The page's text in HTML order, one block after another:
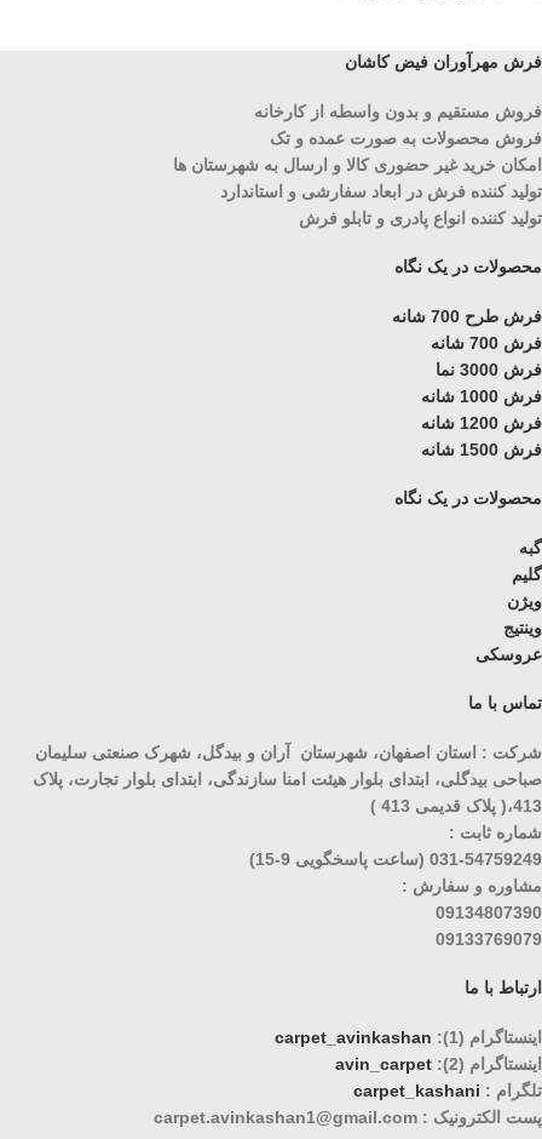
فرش مهرآوران فیض کاشان
فروش مستقیم و بدون واسطه از کارخانه
فروش محصولات به صورت عمده و تک
امکان خرید غیر حضوری کالا و ارسال به شهرستان ها
تولید کننده فرش در ابعاد سفارشی و استاندارد
تولید کننده انواع پادری و تابلو فرش
محصولات در یک نگاه
فرش طرح 700 شانه
فرش 700 شانه
فرش 3000 نما
فرش 1000 شانه
فرش 1200 شانه
فرش 1500 شانه
محصولات در یک نگاه
گبه
گلیم
ویژن
وینتیج
عروسکی
تماس با ما
شرکت : استان اصفهان، شهرستان آران و بیدگل، شهرک صنعتی سلیمان
صباحی بیدگلی، ابتدای بلوار هیئت امنا سازندگی، ابتدای بلوار تجارت، پلاک
413،( پلاک قدیمی 413 )
شماره ثابت :
031-54759249 (ساعت پاسخگویی 9-15)
مشاوره و سفارش :
09134807390
09133769079
ارتباط با ما
اینستاگرام (1):
carpet_avinkashan
اینستاگرام (2):
avin_carpet
تلگرام : carpet_kashani
پست الکترونیک : carpet.avinkashan1@gmail.com